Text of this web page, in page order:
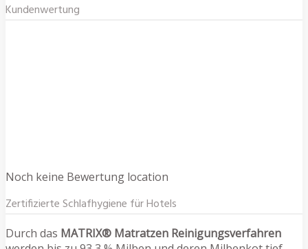
Kundenwertung
Noch keine Bewertung location
Zertifizierte Schlafhygiene für Hotels
Durch das MATRIX® Matratzen Reinigungsverfahren